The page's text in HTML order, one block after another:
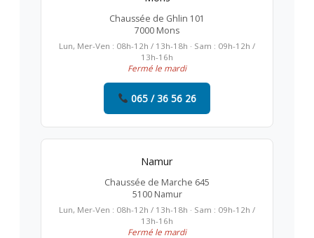
Chaussée de Ghlin 101
7000 Mons
Lun, Mer-Ven : 08h-12h / 13h-18h · Sam : 09h-12h /
13h-16h
Fermé le mardi
065 / 36 56 26
Namur
Chaussée de Marche 645
5100 Namur
Lun, Mer-Ven : 08h-12h / 13h-18h · Sam : 09h-12h /
13h-16h
Fermé le mardi